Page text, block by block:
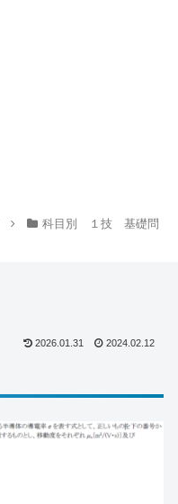
科目別 １技 基礎問
2026.01.31 2024.02.12